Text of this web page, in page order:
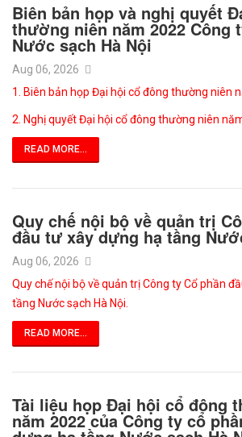
Biên bản họp và nghị quyết
thường niên năm 2022 Công
Nước sạch Hà Nội
Aug 06, 2026
1. Biên bản họp Đại hội cổ đông thường niên
2. Nghị quyết Đại hội cổ đông thường niên
READ MORE...
Quy chế nội bộ về quản trị
đầu tư xây dựng hạ tầng
Aug 06, 2026
Quy chế nội bộ về quản trị Công ty Cổ phần
tầng Nước sạch Hà Nội.
READ MORE...
Tài liệu họp Đại hội cổ đông
năm 2022 của Công ty cổ